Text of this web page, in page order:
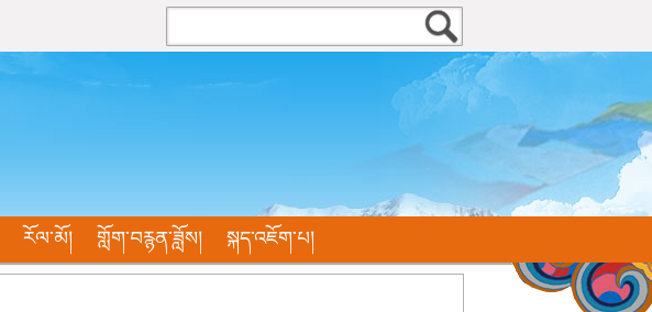
རོལ་མོ། གློག་བརྙན་ཟློས། སྐད་འཇོག་པ།